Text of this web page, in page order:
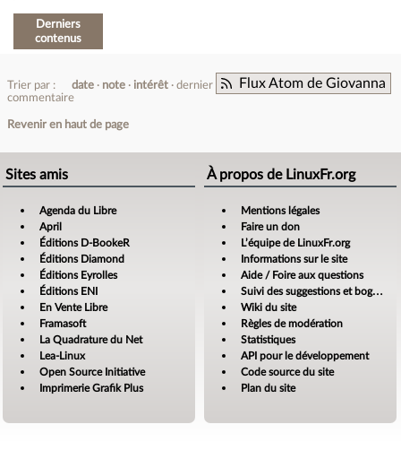
Derniers
contenus
Flux Atom de Giovanna
Trier par : date note intérêt
dernier
commentaire
Revenir en haut de page
Sites amis
Agenda du Libre
April
Éditions D-BookeR
Éditions Diamond
Éditions Eyrolles
Éditions ENI
En Vente Libre
Framasoft
La Quadrature du Net
Lea-Linux
Open Source Initiative
Imprimerie Grafik Plus
À propos de LinuxFr.org
Mentions légales
Faire un don
L’équipe de LinuxFr.org
Informations sur le site
Aide / Foire aux questions
Suivi des suggestions et bogues
Wiki du site
Règles de modération
Statistiques
API pour le développement
Code source du site
Plan du site